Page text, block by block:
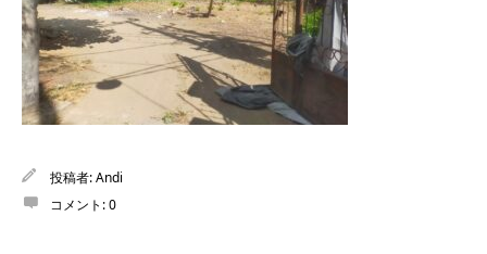
投稿者:Andi
コメント:0